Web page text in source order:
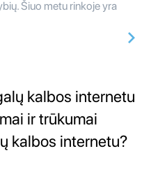
Šiuo metu rinkoje yra
kalbos internetu
ir trūkumai
kalbos internetu?